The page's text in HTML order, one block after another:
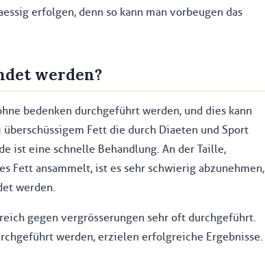
erfolgen, denn so kann man vorbeugen das
werden?
bedenken durchgeführt werden, und dies kann
Fett die durch Diaeten und Sport
ist eine schnelle Behandlung. An der Taille,
Fett ansammelt, ist es sehr schwierig abzunehmen,
werden.
gegen vergrösserungen sehr oft durchgeführt.
werden, erzielen erfolgreiche Ergebnisse.